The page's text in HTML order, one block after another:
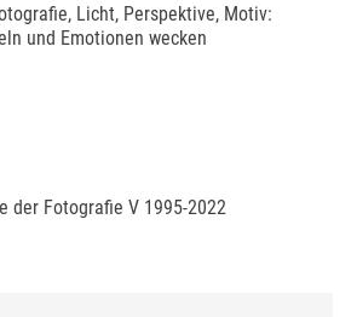
Licht, Perspektive, Motiv:
und Emotionen wecken
der Fotografie V 1995-2022